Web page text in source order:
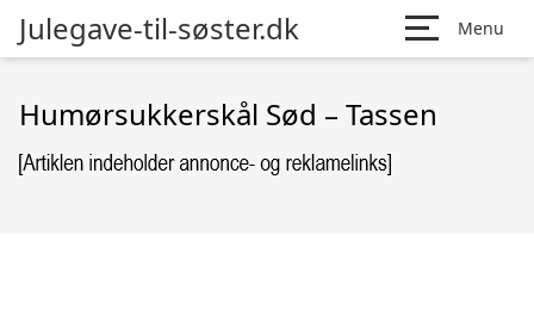
Julegave-til-søster.dk Menu
Humørsukkerskål Sød – Tassen